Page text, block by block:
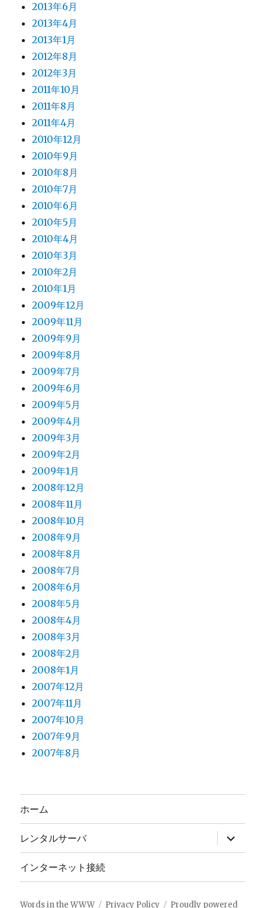
2013年6月
2013年4月
2013年1月
2012年8月
2012年3月
2011年10月
2011年8月
2011年4月
2010年12月
2010年9月
2010年8月
2010年7月
2010年6月
2010年5月
2010年4月
2010年3月
2010年2月
2010年1月
2009年12月
2009年11月
2009年9月
2009年8月
2009年7月
2009年6月
2009年5月
2009年4月
2009年3月
2009年2月
2009年1月
2008年12月
2008年11月
2008年10月
2008年9月
2008年8月
2008年7月
2008年6月
2008年5月
2008年4月
2008年3月
2008年2月
2008年1月
2007年12月
2007年11月
2007年10月
2007年9月
2007年8月
ホーム
レンタルサーバ
ブ
メ
ー
展
インターネット接続
Words in the WWW Privacy Policy Proudly powered